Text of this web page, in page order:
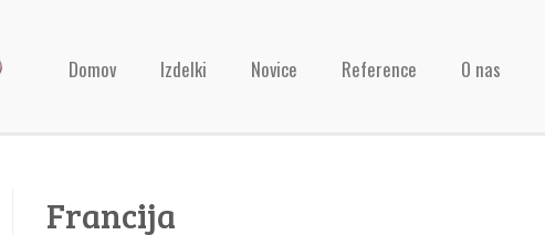
Domov Izdelki Novice Reference O nas
Francija